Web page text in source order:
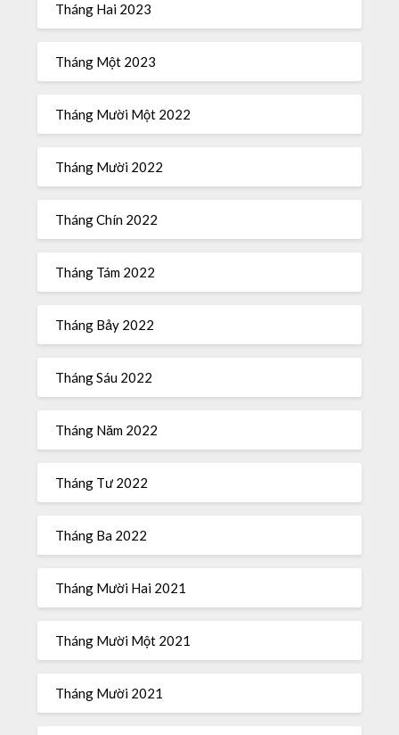
Tháng Hai 2023
Tháng Một 2023
Tháng Mười Một 2022
Tháng Mười 2022
Tháng Chín 2022
Tháng Tám 2022
Tháng Bảy 2022
Tháng Sáu 2022
Tháng Năm 2022
Tháng Tư 2022
Tháng Ba 2022
Tháng Mười Hai 2021
Tháng Mười Một 2021
Tháng Mười 2021